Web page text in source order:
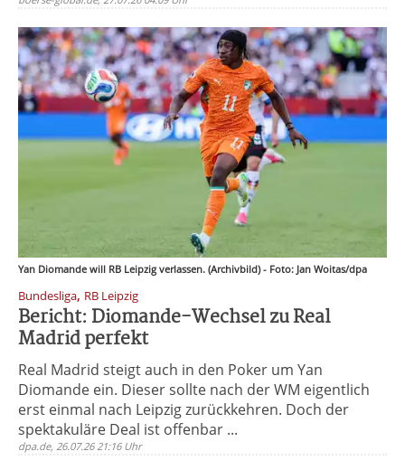
Yan Diomande will RB Leipzig verlassen. (Archivbild) - Foto: Jan Woitas/dpa
Bundesliga, RB Leipzig
Bericht: Diomande-Wechsel zu Real
Madrid perfekt
Real Madrid steigt auch in den Poker um Yan
Diomande ein. Dieser sollte nach der WM eigentlich
erst einmal nach Leipzig zurückkehren. Doch der
spektakuläre Deal ist offenbar ...
dpa.de, 26.07.26 21:16 Uhr